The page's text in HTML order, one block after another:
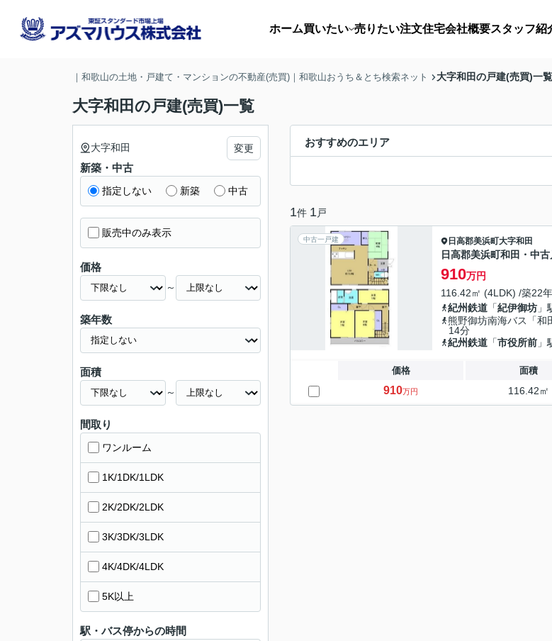
ホーム買いたい 売りたい注文住宅会社概要スタッフ紹
｜和歌山の土地・戸建て・マンションの不動産(売買)｜和歌山おうち＆とち検索ネット 大字和田の戸建(売買)一覧
大字和田の戸建(売買)一覧
おすすめのエリア
1件 1戸
中古一戸建 日高郡美浜町大字和田
日高郡美浜町和田・中
910万円
116.42㎡ (4LDK) /築22
紀州鉄道 「紀伊御坊 」
熊野御坊南海バス「
14分
紀州鉄道 「市役所前 」
価格 面積
910万円 116.42㎡
大字和田 変更
新築・中古
指定しない 新築 中古
販売中のみ表示
価格
～
築年数
面積
～
間取り
ワンルーム
1K/1DK/1LDK
2K/2DK/2LDK
3K/3DK/3LDK
4K/4DK/4LDK
5K以上
駅・バス停からの時間